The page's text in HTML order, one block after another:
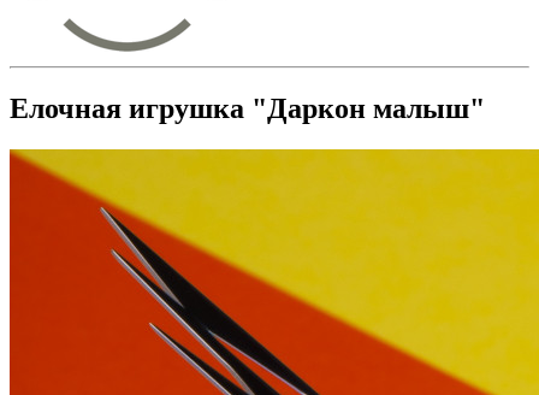
Елочная игрушка "Даркон малыш"